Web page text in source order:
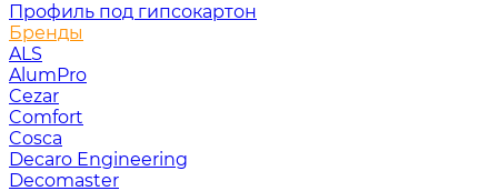
Профиль под гипсокартон
Бренды
ALS
AlumPro
Cezar
Comfort
Cosca
Decaro Engineering
Decomaster